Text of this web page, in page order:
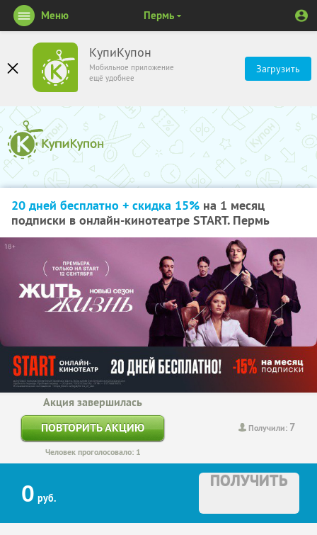
КупиКупон
Мобильное приложение
ещё удобнее
Загрузить
Меню Пермь
20 дней бесплатно + скидка 15% на 1 месяц
подписки в онлайн-кинотеатре START. Пермь
Получили: 7
Акция завершилась
ПОВТОРИТЬ АКЦИЮ
Человек проголосовало: 1
0 руб.
ПОЛУЧИТЬ